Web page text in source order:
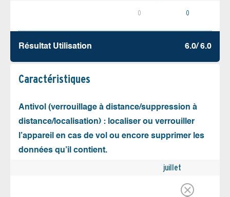
0 0
Résultat Utilisation 6.0/ 6.0
Caractéristiques
Antivol (verrouillage à distance/suppression à
distance/localisation) : localiser ou verrouiller
l’appareil en cas de vol ou encore supprimer les
données qu’il contient.
juillet